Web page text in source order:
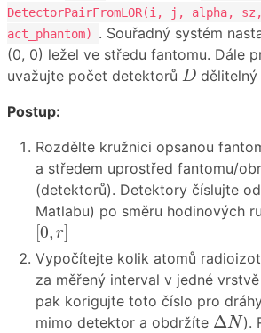
DetectorPairFromLOR(i, j, alpha,
act_phantom)
. Souřadný systém
(0, 0) ležel ve středu fantomu. Dále
uvažujte počet detektorů D
D
Postup:
Rozdělte kružnici opsanou
a středem uprostřed fantomu/
(detektorů). Detektory číslujte
Matlabu) po směru hodinových
[0, r]
[0 r]
Vypočítejte kolik atomů
za měřený interval v jedné
pak korigujte toto číslo pro
mimo detektor a obdržíte ΔN
Δ N ).